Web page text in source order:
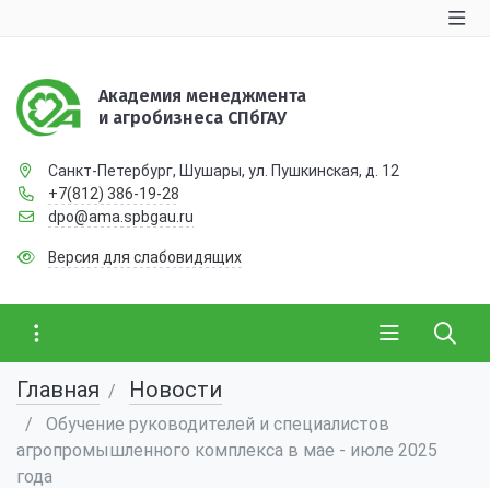
Академия менеджмента
и агробизнеса СПбГАУ
Санкт-Петербург, Шушары, ул. Пушкинская, д. 12
+7(812) 386-19-28
dpo@ama.spbgau.ru
Версия для слабовидящих
Главная Новости
Обучение руководителей и специалистов
агропромышленного комплекса в мае - июле 2025
года